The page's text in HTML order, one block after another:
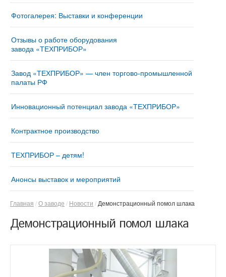
Фотогалерея: Выставки и конференции
Отзывы о работе оборудования
завода «ТЕХПРИБОР»
Завод «ТЕХПРИБОР» — член торгово-промышленной
палаты РФ
Инновационный потенциал завода «ТЕХПРИБОР»
Контрактное производство
ТЕХПРИБОР – детям!
Анонсы выставок и мероприятий
Главная О заводе Новости Демонстрационный помол шлака
Демонстрационный помол шлака